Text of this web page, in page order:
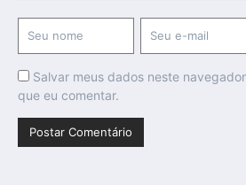
Salvar meus dados neste
que eu comentar.